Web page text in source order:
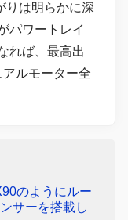
りは明らかに深
パワートレイ
れば、最高出
ルモーター全
のようにルー
サーを搭載し